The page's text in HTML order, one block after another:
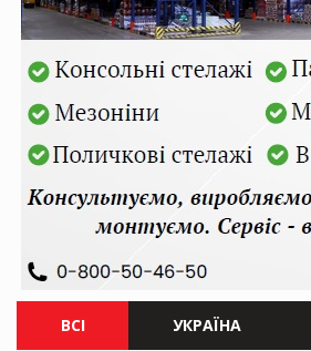
ВСІ УКРАЇНА